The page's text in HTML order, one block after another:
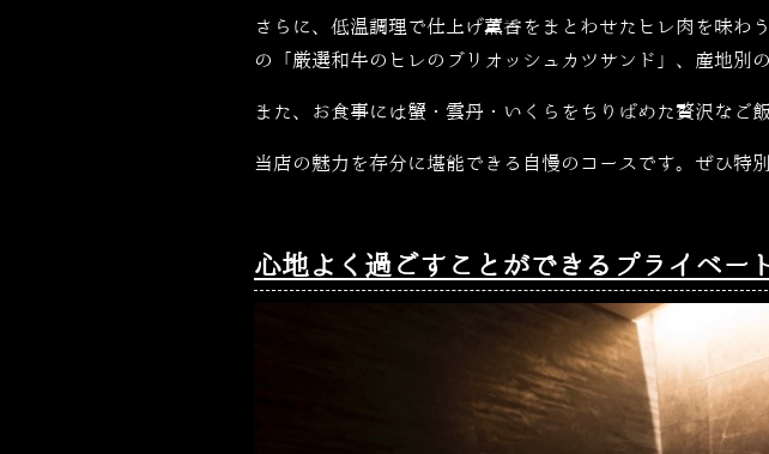
さらに、低温調理で仕上げ薫香をまとわせたヒレ肉を味わ
の「厳選和牛のヒレのブリオッシュカツサンド」、産地別
また、お食事には蟹・雲丹・いくらをちりばめた贅沢なご
当店の魅力を存分に堪能できる自慢のコースです。ぜひ特
心地よく過ごすことができるプライベー